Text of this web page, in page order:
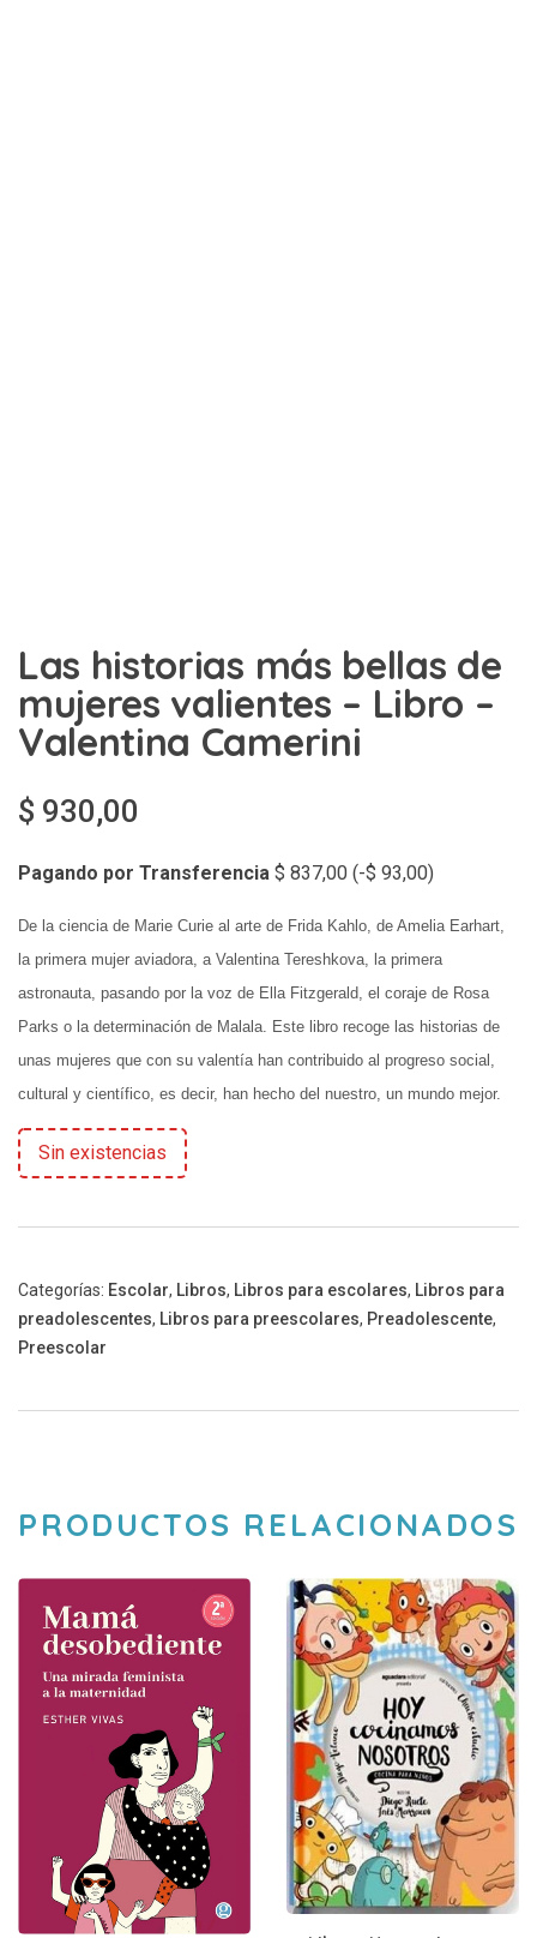
Las historias más bellas de
mujeres valientes – Libro –
Valentina Camerini
$ 930,00
Pagando por Transferencia $ 837,00 (-$ 93,00)
De la ciencia de Marie Curie al arte de Frida Kahlo, de Amelia Earhart,
la primera mujer aviadora, a Valentina Tereshkova, la primera
astronauta, pasando por la voz de Ella Fitzgerald, el coraje de Rosa
Parks o la determinación de Malala. Este libro recoge las historias de
unas mujeres que con su valentía han contribuido al progreso social,
cultural y científico, es decir, han hecho del nuestro, un mundo mejor.
Sin existencias
Categorías: Escolar, Libros, Libros para escolares, Libros para
preadolescentes, Libros para preescolares, Preadolescente,
Preescolar
PRODUCTOS RELACIONADOS